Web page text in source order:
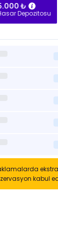
₺
Depozitosu
kabul